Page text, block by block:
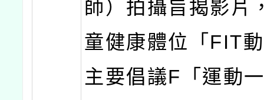
師）拍攝旨揭影片
童健康體位「FIT
主要倡議F「運動